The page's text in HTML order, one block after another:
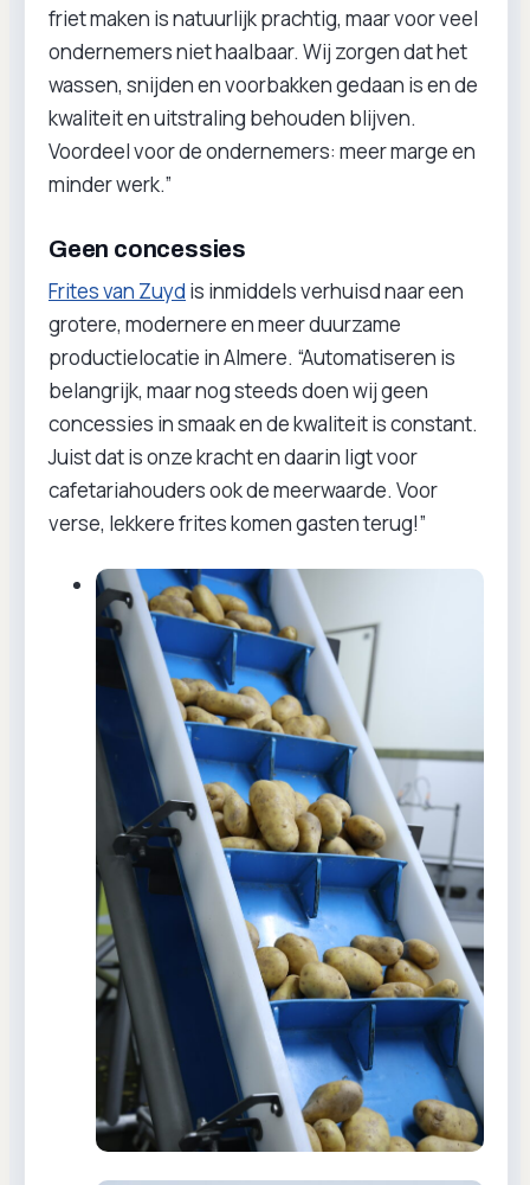
friet maken is natuurlijk prachtig, maar voor veel
ondernemers niet haalbaar. Wij zorgen dat het
wassen, snijden en voorbakken gedaan is en de
kwaliteit en uitstraling behouden blijven.
Voordeel voor de ondernemers: meer marge en
minder werk.”
Geen concessies
Frites van Zuyd is inmiddels verhuisd naar een
grotere, modernere en meer duurzame
productielocatie in Almere. “Automatiseren is
belangrijk, maar nog steeds doen wij geen
concessies in smaak en de kwaliteit is constant.
Juist dat is onze kracht en daarin ligt voor
cafetariahouders ook de meerwaarde. Voor
verse, lekkere frites komen gasten terug!”